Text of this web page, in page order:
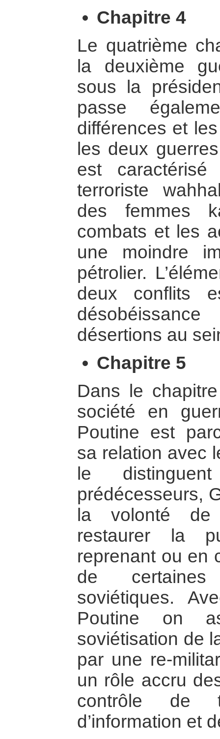
Chapitre 4
Le quatrième
la deuxième
sous la
passe
différences et
les deux
est
terroriste
des femmes
combats et les
une moindre
pétrolier.
deux conflits
désertions au
Chapitre 5
Dans le
société en
Poutine est
sa relation avec
le
prédécesseurs,
la volonté
restaurer la
reprenant ou en
de
soviétiques.
Poutine on
soviétisation de
par une re-
un rôle accru
contrôle de
d’information et